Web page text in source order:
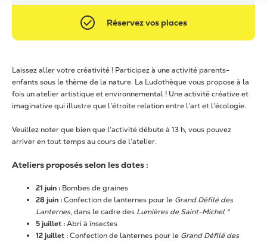
Réservez vos places
Laissez aller votre créativité ! Participez à une activité parents-
enfants sous le thème de la nature. La Ludothèque vous propose à la
fois un atelier artistique et environnemental ! Une activité créative et
imaginative qui illustre que l’étroite relation entre l’art et l’écologie.
Veuillez noter que bien que l’activité débute à 13 h, vous pouvez
arriver en tout temps au cours de l’atelier.
Ateliers proposés selon les dates :
21 juin : Bombes de graines
28 juin :Confection de lanternes pour le Grand Défilé des
Lanternes, dans le cadre des Lumières de Saint-Michel *
5 juillet :Abri à insectes
12 juillet :Confection de lanternes pour le Grand Défilé des